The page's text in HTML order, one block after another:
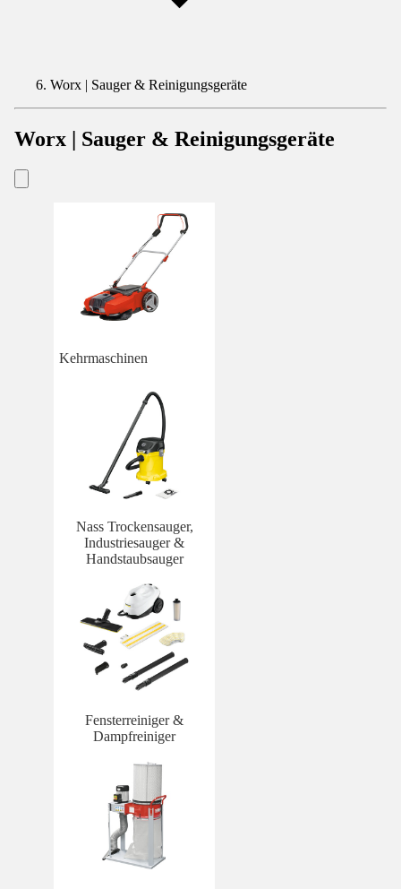
Worx | Sauger & Reinigungsgeräte
Worx | Sauger & Reinigungsgeräte
Kehrmaschinen
Nass Trockensauger,
Industriesauger &
Handstaubsauger
Fensterreiniger &
Dampfreiniger